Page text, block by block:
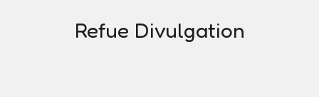
Refue Divulgation